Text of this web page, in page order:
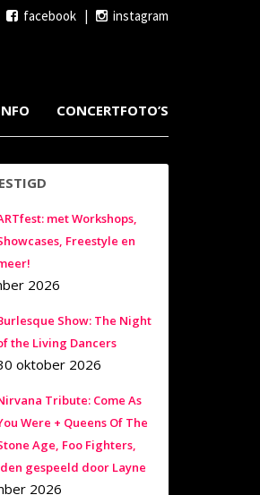
facebook | instagram
CONCERTFOTO’S
met Workshops,
Freestyle en
2026
Show: The Night
the Living Dancers
oktober 2026
Tribute: Come As
Were + Queens Of The
Age, Foo Fighters,
gespeeld door Layne
2026